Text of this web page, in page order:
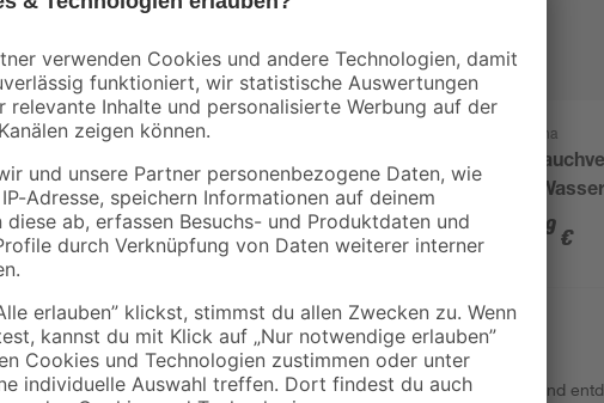
Schlauchklemmen 2
Stück Ø 20 - 32 mm
2,99€
Schlauchverbinder
3/4"
4,49 €
Gardena
mit
mm (3/4")
99 €
Erlebe den Unterschied in deiner Gartenpflege und